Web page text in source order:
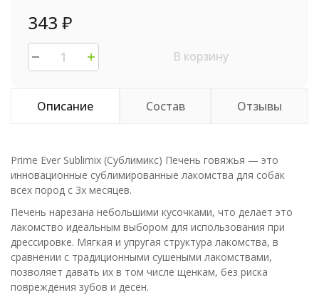
343 ₽
В корзину
Описание Состав Отзывы
Prime Ever Sublimix (Сублимикс) Печень говяжья — это
инновационные сублимированные лакомства для собак
всех пород с 3х месяцев.
Печень нарезана небольшими кусочками, что делает это
лакомство идеальным выбором для использования при
дрессировке. Мягкая и упругая структура лакомства, в
сравнении с традиционными сушеными лакомствами,
позволяет давать их в том числе щенкам, без риска
повреждения зубов и десен.